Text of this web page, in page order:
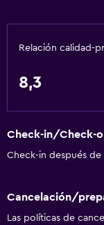
Relación calidad-
8,3
Check-in/Check-
Check-in después de
Cancelación/
Las políticas de